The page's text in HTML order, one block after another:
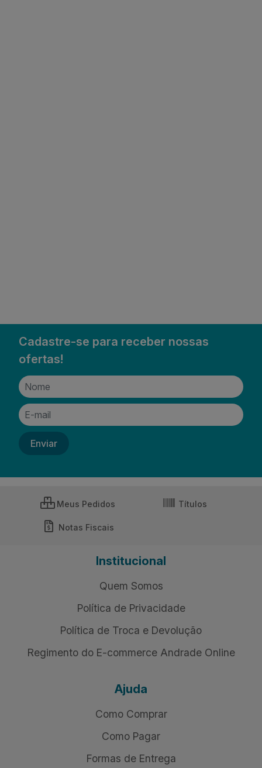
Cadastre-se para receber nossas
ofertas!
Meus Pedidos Títulos
Notas Fiscais
Institucional
Quem Somos
Política de Privacidade
Política de Troca e Devolução
Regimento do E-commerce Andrade Online
Ajuda
Como Comprar
Como Pagar
Formas de Entrega